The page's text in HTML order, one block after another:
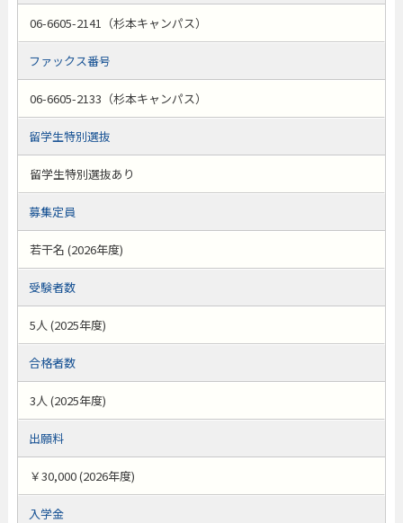
06-6605-2141（杉本キャンパス）
ファックス番号
06-6605-2133（杉本キャンパス）
留学生特別選抜
留学生特別選抜あり
募集定員
若干名 (2026年度)
受験者数
5人 (2025年度)
合格者数
3人 (2025年度)
出願料
￥30,000 (2026年度)
入学金